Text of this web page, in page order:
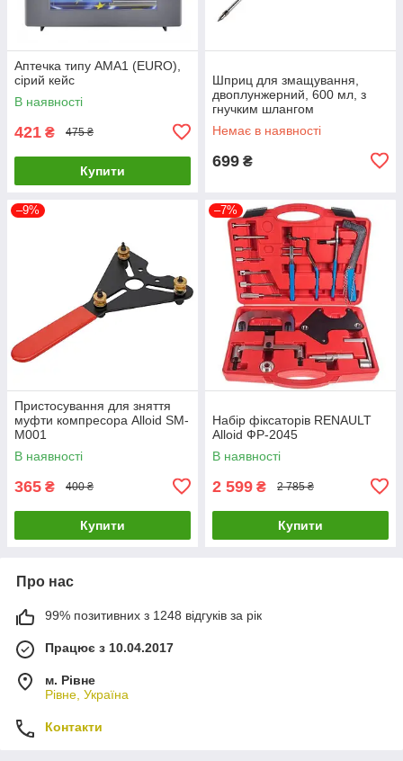
Аптечка типу AMA1 (EURO),
сірий кейс
В наявності
421 ₴ 475 ₴
Купити
Шприц для змащування,
двоплунжерний, 600 мл, з
гнучким шлангом
INTERTOOL HT-0060
Немає в наявності
699 ₴
–9%
Пристосування для зняття
муфти компресора Alloid SM-
M001
В наявності
365 ₴ 400 ₴
Купити
–7%
Набір фіксаторів RENAULT
Alloid ФР-2045
В наявності
2 599 ₴ 2 785 ₴
Купити
Про нас
99% позитивних з 1248 відгуків за рік
Працює з 10.04.2017
м. Рівне
Рівне, Україна
Контакти